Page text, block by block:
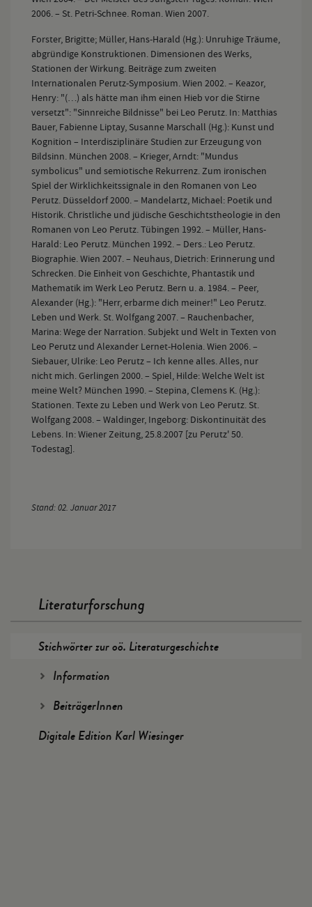
2006. – St. Petri-Schnee. Roman. Wien 2007.
Forster, Brigitte; Müller, Hans-Harald (Hg.): Unruhige Träume,
abgründige Konstruktionen. Dimensionen des Werks,
Stationen der Wirkung. Beiträge zum zweiten
Internationalen Perutz-Symposium. Wien 2002. – Keazor,
Henry: "(…) als hätte man ihm einen Hieb vor die Stirne
versetzt": "Sinnreiche Bildnisse" bei Leo Perutz. In: Matthias
Bauer, Fabienne Liptay, Susanne Marschall (Hg.): Kunst und
Kognition – Interdisziplinäre Studien zur Erzeugung von
Bildsinn. München 2008. – Krieger, Arndt: "Mundus
symbolicus" und semiotische Rekurrenz. Zum ironischen
Spiel der Wirklichkeitssignale in den Romanen von Leo
Perutz. Düsseldorf 2000. – Mandelartz, Michael: Poetik und
Historik. Christliche und jüdische Geschichtstheologie in den
Romanen von Leo Perutz. Tübingen 1992. – Müller, Hans-
Harald: Leo Perutz. München 1992. – Ders.: Leo Perutz.
Biographie. Wien 2007. – Neuhaus, Dietrich: Erinnerung und
Schrecken. Die Einheit von Geschichte, Phantastik und
Mathematik im Werk Leo Perutz. Bern u. a. 1984. – Peer,
Alexander (Hg.): "Herr, erbarme dich meiner!" Leo Perutz.
Leben und Werk. St. Wolfgang 2007. – Rauchenbacher,
Marina: Wege der Narration. Subjekt und Welt in Texten von
Leo Perutz und Alexander Lernet-Holenia. Wien 2006. –
Siebauer, Ulrike: Leo Perutz – Ich kenne alles. Alles, nur
nicht mich. Gerlingen 2000. – Spiel, Hilde: Welche Welt ist
meine Welt? München 1990. – Stepina, Clemens K. (Hg.):
Stationen. Texte zu Leben und Werk von Leo Perutz. St.
Wolfgang 2008. – Waldinger, Ingeborg: Diskontinuität des
Lebens. In: Wiener Zeitung, 25.8.2007 [zu Perutz' 50.
Todestag].
Stand: 02. Januar 2017
Literaturforschung
Stichwörter zur oö. Literaturgeschichte
Information
BeiträgerInnen
Digitale Edition Karl Wiesinger